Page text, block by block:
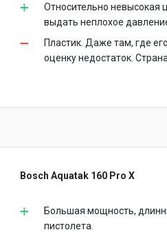
Относительно невысокая
выдать неплохое
Пластик. Даже там, где
оценку недостаток.
Bosch Aquatak 160 Pro X
Большая мощность,
пистолета.